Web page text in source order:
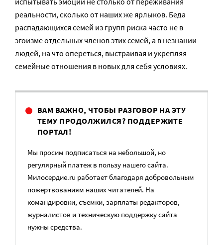
реальности, сколько от наших же ярлыков. Беда
распадающихся семей из групп риска часто не в
эгоизме отдельных членов этих семей, а в незнании
людей, на что опереться, выстраивая и укрепляя
семейные отношения в новых для себя условиях.
ВАМ ВАЖНО, ЧТОБЫ РАЗГОВОР НА ЭТУ
ТЕМУ ПРОДОЛЖИЛСЯ? ПОДДЕРЖИТЕ
ПОРТАЛ!
Мы просим подписаться на небольшой, но
регулярный платеж в пользу нашего сайта.
Милосердие.ru работает благодаря добровольным
пожертвованиям наших читателей. На
командировки, съемки, зарплаты редакторов,
журналистов и техническую поддержку сайта
нужны средства.